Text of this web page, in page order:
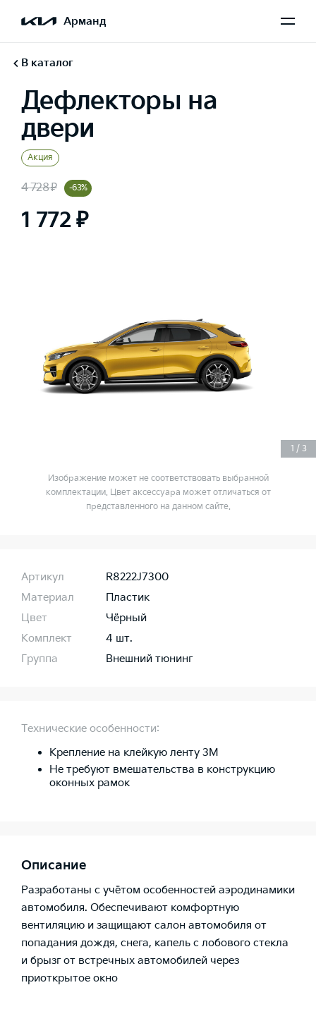
Арманд
В каталог
Дефлекторы на
двери
Акция
4 728 ₽ -63%
1 772 ₽
1 / 3
Изображение может не соответствовать выбранной
комплектации. Цвет аксессуара может отличаться от
представленного на данном сайте.
Артикул
R8222J7300
Материал
Пластик
Цвет
Чёрный
Комплект
4 шт.
Группа
Внешний тюнинг
Технические особенности:
Крепление на клейкую ленту 3М
Не требуют вмешательства в конструкцию
оконных рамок
Описание
Разработаны с учётом особенностей аэродинамики
автомобиля. Обеспечивают комфортную
вентиляцию и защищают салон автомобиля от
попадания дождя, снега, капель с лобового стекла
и брызг от встречных автомобилей через
приоткрытое окно